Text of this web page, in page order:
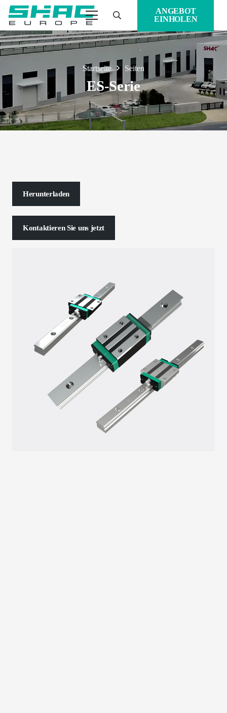
ANGEBOT
EINHOLEN
Startseite Seiten
ES-Serie
Herunterladen
Kontaktieren Sie uns jetzt